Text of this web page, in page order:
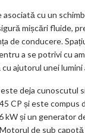
asociată cu un
mișcări fluide,
de conducere.
a se potrivi cu
ajutorul unei lumini
deja cunoscutul
CP și este compus
kW și un generator
de sub